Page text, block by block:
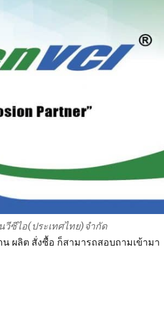
วีซีไอ(ประเทศไทย)จำกัด
ผลิต สั่งซื้อ ก็สามารถสอบถามเข้ามา